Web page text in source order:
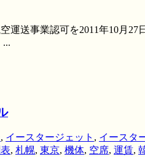
運送事業認可を2011年10月
...
, イースタージェット , イースタ
, 札幌, 東京, 機体, 空席, 運賃,